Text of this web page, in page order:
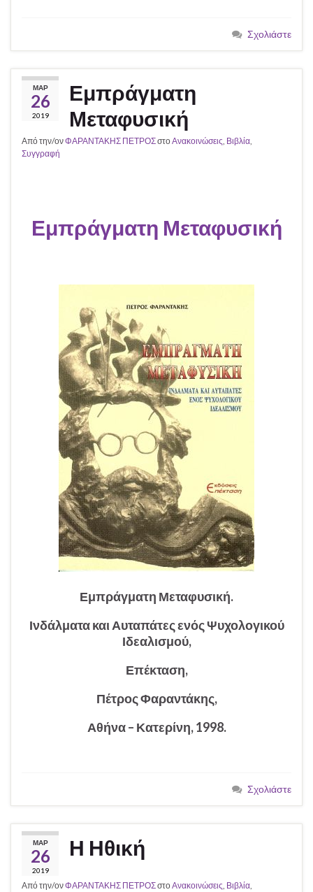
Σχολιάστε
ΜΑΡ
26
2019
Εμπράγματη
Μεταφυσική
Από την/ονΦΑΡΑΝΤΑΚΗΣ ΠΕΤΡΟΣστοΑνακοινώσεις, Βιβλία,
Συγγραφή
Εμπράγματη Μεταφυσική
Εμπράγματη Μεταφυσική.
Ινδάλματα και Αυταπάτες ενός Ψυχολογικού
Ιδεαλισμού,
Επέκταση,
Πέτρος Φαραντάκης,
Αθήνα – Κατερίνη, 1998.
Σχολιάστε
ΜΑΡ
26
2019
Η Ηθική
Από την/ονΦΑΡΑΝΤΑΚΗΣ ΠΕΤΡΟΣστοΑνακοινώσεις, Βιβλία,